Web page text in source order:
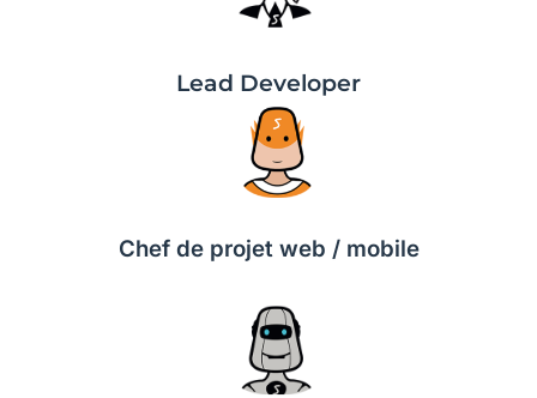
Lead Developer
Chef de projet web / mobile